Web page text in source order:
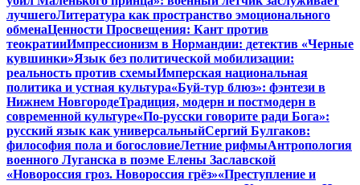
лучшегоЛитература как пространство эмоционального
обменаЦенности Просвещения: Кант против
теократииИмпрессионизм в Нормандии: детектив «Черные
кувшинки»Язык без политической мобилизации:
реальность против схемыИмперская национальная
политика и устная культура«Буй-тур блюз»: фэнтези в
Нижнем НовгородеТрадиция, модерн и постмодерн в
современной культуре«По-русски говорите ради Бога»:
русский язык как универсальныйСергий Булгаков:
философия пола и богословиеЛетние рифмыАнтропология
военного Луганска в поэме Елены Заславской
«Новороссия гроз. Новороссия грёз»«Преступление и